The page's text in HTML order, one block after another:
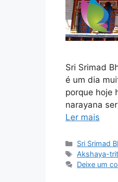
Sri Srimad
é um dia
porque hoje
narayana
Ler mais
Categorias
Sri Srimad
Tags
Akshaya-
Deixe um